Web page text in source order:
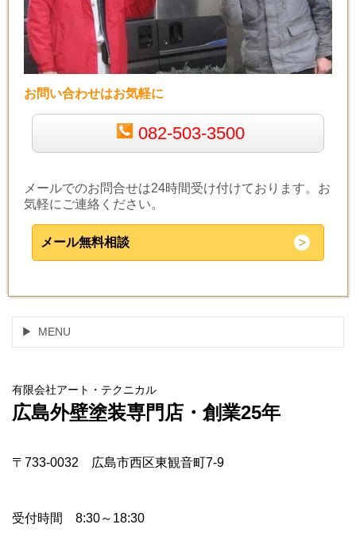
お問い合わせはお気軽に
082-503-3500
メールでのお問合せは24時間受け付けております。お
気軽にご連絡ください。
メール無料相談
MENU
有限会社アート・テクニカル
広島外壁塗装専門店・創業25年
〒733-0032 広島市西区東観音町7-9
受付時間 8:30～18:30